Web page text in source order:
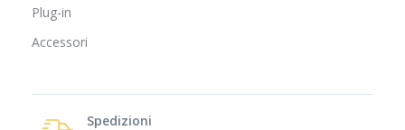
Plug-in
Accessori
Spedizioni